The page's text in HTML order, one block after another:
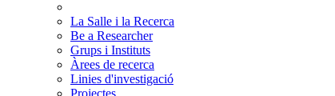
La Salle i la Recerca
Be a Researcher
Grups i Instituts
Àrees de recerca
Linies d'investigació
Projectes